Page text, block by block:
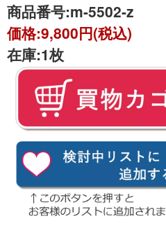
商品番号:m-5502-z
価格:9,800円(税込)
在庫:1枚